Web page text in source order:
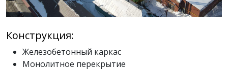
Конструкция:
Железобетонный каркас
Монолитное перекрытие